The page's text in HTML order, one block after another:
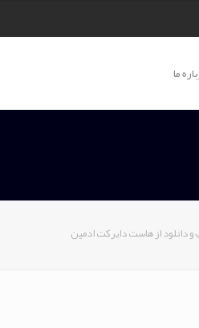
ما
دانلود از هاست دایرکت ادمین